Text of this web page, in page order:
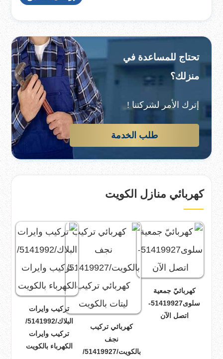
تحتاج للمساعدة في
منزلك؟
إترك الأمر لشركتنا !
طلب الخدمة
كهربائي منازل الكويت
كهربائيّ جمعية
سلوى51419927-
اتصل الآن
كهربائي تركيب
نجف
بالكويت/51419927/
تركيب وايرات
البلاك/5141992/
تركيب وايرات
الكهرباء بالكويت